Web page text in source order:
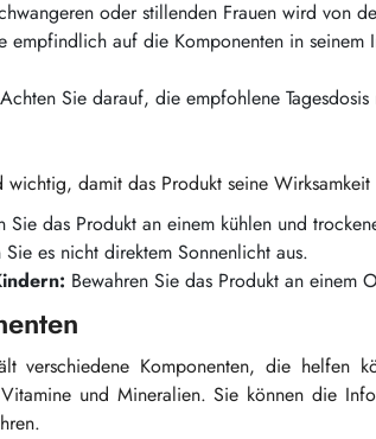
oder stillenden Frauen wird von
empfindlich auf die Komponenten in
Achten Sie darauf, die empfohlene
damit das Produkt seine
Sie das Produkt an einem kühlen und
Sie es nicht direktem Sonnenlicht aus.
Bewahren Sie das Produkt an einem
verschiedene Komponenten, die helfen
Vitamine und Mineralien. Sie können die